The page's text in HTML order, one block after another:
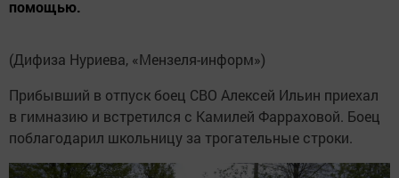
помощью.
(Дифиза Нуриева, «Мензеля-информ»)
Прибывший в отпуск боец СВО Алексей Ильин приехал
в гимназию и встретился с Камилей Фарраховой. Боец
поблагодарил школьницу за трогательные строки.